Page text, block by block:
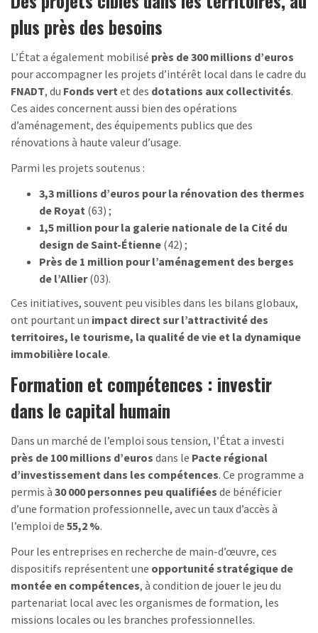
plus près des besoins
L’État a également mobilisé près de 300 millions d’euros
pour accompagner les projets d’intérêt local dans le cadre du
FNADT, du Fonds vert et des dotations aux collectivités.
Ces aides concernent aussi bien des opérations
d’aménagement, des équipements publics que des
rénovations à haute valeur d’usage.
Parmi les projets soutenus :
3,3 millions d’euros pour la rénovation des thermes
de Royat (63) ;
1,5 million pour la galerie nationale de la Cité du
design de Saint-Étienne (42) ;
Près de 1 million pour l’aménagement des berges
de l’Allier(03).
Ces initiatives, souvent peu visibles dans les bilans globaux,
ont pourtant un impact direct sur l’attractivité des
territoires, le tourisme, la qualité de vie et la dynamique
immobilière locale.
Formation et compétences : investir
dans le capital humain
Dans un marché de l’emploi sous tension, l’État a investi
près de 100 millions d’euros dans le Pacte régional
d’investissement dans les compétences. Ce programme a
permis à 30 000 personnes peu qualifiées de bénéficier
d’une formation professionnelle, avec un taux d’accès à
l’emploi de 55,2 %.
Pour les entreprises en recherche de main-d’œuvre, ces
dispositifs représentent une opportunité stratégique de
montée en compétences, à condition de jouer le jeu du
partenariat local avec les organismes de formation, les
missions locales ou les branches professionnelles.